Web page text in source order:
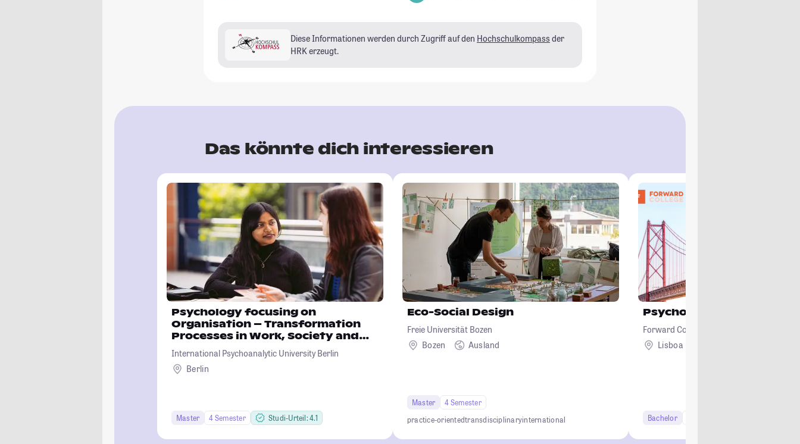
Diese Informationen werden durch Zugriff auf den Hochschulkompass der
HRK erzeugt.
Das könnte dich interessieren
Psychology focusing on
Organisation – Transformation
Processes in Work, Society and
Environment
International Psychoanalytic University Berlin
Berlin
Master 4 Semester Studi-Urteil: 4.1
Eco-Social Design
Freie Universität Bozen
Bozen
Ausland
Master
4 Semester
practice-orientedtransdisciplinaryinternational
Psychology
Forward College
Lisboa
Bachelor